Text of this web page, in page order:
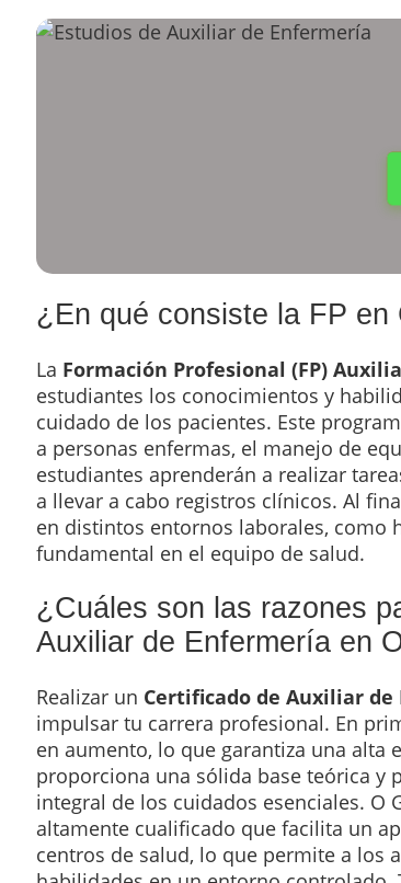
¿En qué consiste la FP
La Formación Profesional (FP)
estudiantes los conocimientos y
cuidado de los pacientes. Este
a personas enfermas, el manejo de
estudiantes aprenderán a realizar
a llevar a cabo registros clínicos. Al
en distintos entornos laborales, como
fundamental en el equipo de salud.
¿Cuáles son las razones
Auxiliar de Enfermería en
Realizar un Certificado de Auxiliar de
impulsar tu carrera profesional. En
en aumento, lo que garantiza una alta
proporciona una sólida base teórica y
integral de los cuidados esenciales. O
altamente cualificado que facilita un
centros de salud, lo que permite a los